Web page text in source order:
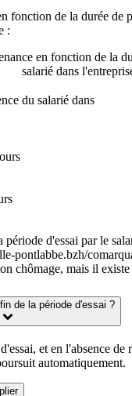
fonction de la durée de
:
en fonction de la
salarié dans
du salarié dans
période d'essai par le
pontlabbe.bzh/
chômage, mais il
de la période d'essai ?
et en l'absence de
automatiquement.